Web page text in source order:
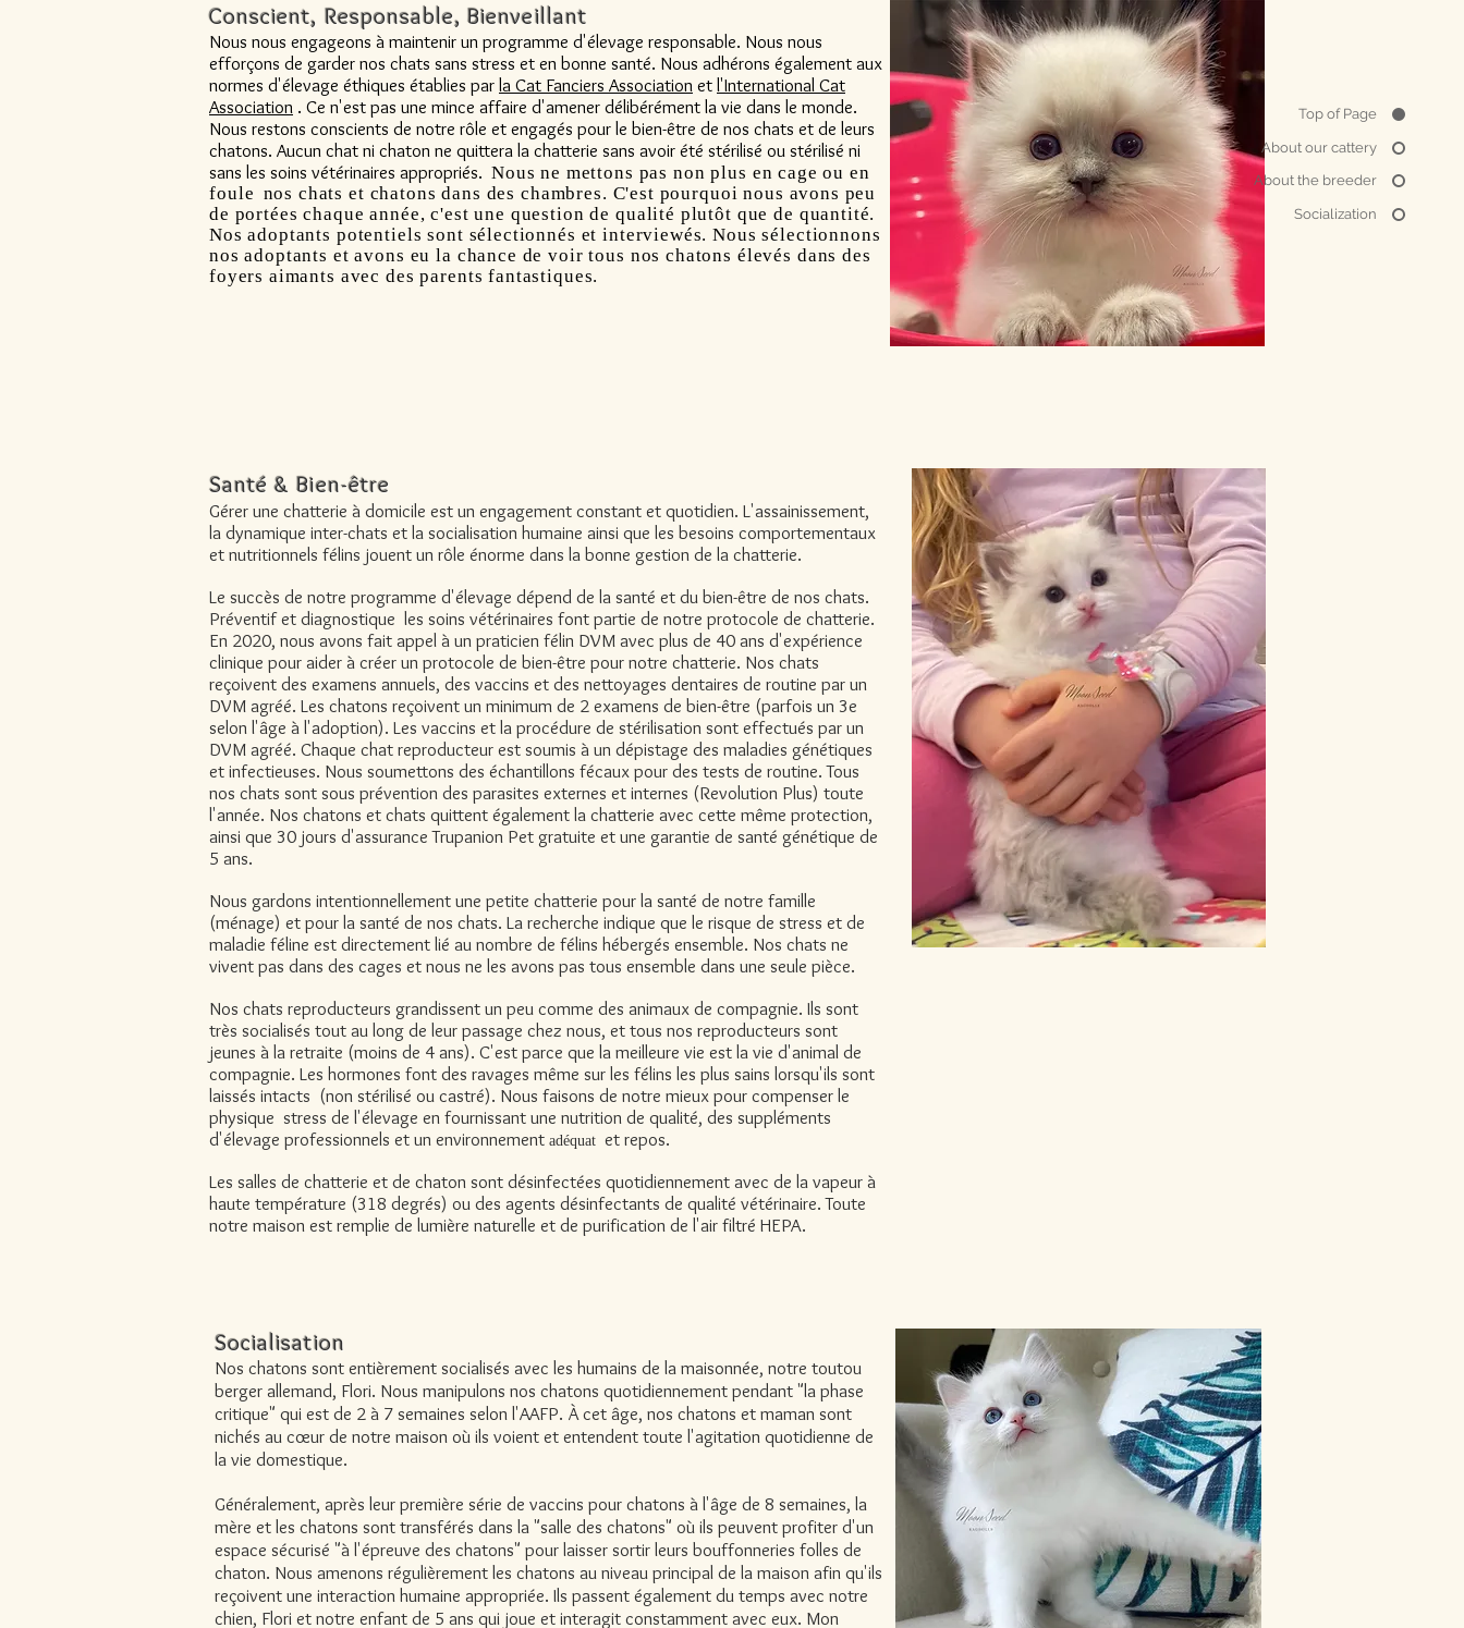
Top of Page
About our cattery
About the breeder
Socialization
Conscient, Responsable, Bienveillant
Nous nous engageons à maintenir un programme d'élevage responsable. Nous nous
efforçons de garder nos chats sans stress et en bonne santé. Nous adhérons également aux
normes d'élevage éthiques établies par la Cat Fanciers Association et l'International Cat
Association . Ce n'est pas une mince affaire d'amener délibérément la vie dans le monde.
Nous restons conscients de notre rôle et engagés pour le bien-être de nos chats et de leurs
chatons. Aucun chat ni chaton ne quittera la chatterie sans avoir été stérilisé ou stérilisé ni
sans les soins vétérinaires appropriés. Nous ne mettons pas non plus en cage ou en
foule nos chats et chatons dans des chambres. C'est pourquoi nous avons peu
de portées chaque année, c'est une question de qualité plutôt que de quantité.
Nos adoptants potentiels sont sélectionnés et interviewés. Nous sélectionnons
nos adoptants et avons eu la chance de voir tous nos chatons élevés dans des
foyers aimants avec des parents fantastiques.
Santé & Bien-être
Gérer une chatterie à domicile est un engagement constant et quotidien. L'assainissement,
la dynamique inter-chats et la socialisation humaine ainsi que les besoins comportementaux
et nutritionnels félins jouent un rôle énorme dans la bonne gestion de la chatterie.
Le succès de notre programme d'élevage dépend de la santé et du bien-être de nos chats.
Préventif et diagnostique les soins vétérinaires font partie de notre protocole de chatterie.
En 2020, nous avons fait appel à un praticien félin DVM avec plus de 40 ans d'expérience
clinique pour aider à créer un protocole de bien-être pour notre chatterie. Nos chats
reçoivent des examens annuels, des vaccins et des nettoyages dentaires de routine par un
DVM agréé. Les chatons reçoivent un minimum de 2 examens de bien-être (parfois un 3e
selon l'âge à l'adoption). Les vaccins et la procédure de stérilisation sont effectués par un
DVM agréé. Chaque chat reproducteur est soumis à un dépistage des maladies génétiques
et infectieuses. Nous soumettons des échantillons fécaux pour des tests de routine. Tous
nos chats sont sous prévention des parasites externes et internes (Revolution Plus) toute
l'année. Nos chatons et chats quittent également la chatterie avec cette même protection,
ainsi que 30 jours d'assurance Trupanion Pet gratuite et une garantie de santé génétique de
5 ans.
Nous gardons intentionnellement une petite chatterie pour la santé de notre famille
(ménage) et pour la santé de nos chats. La recherche indique que le risque de stress et de
maladie féline est directement lié au nombre de félins hébergés ensemble. Nos chats ne
vivent pas dans des cages et nous ne les avons pas tous ensemble dans une seule pièce.
Nos chats reproducteurs grandissent un peu comme des animaux de compagnie. Ils sont
très socialisés tout au long de leur passage chez nous, et tous nos reproducteurs sont
jeunes à la retraite (moins de 4 ans). C'est parce que la meilleure vie est la vie d'animal de
compagnie. Les hormones font des ravages même sur les félins les plus sains lorsqu'ils sont
laissés intacts (non stérilisé ou castré). Nous faisons de notre mieux pour compenser le
physique stress de l'élevage en fournissant une nutrition de qualité, des suppléments
d'élevage professionnels et un environnement adéquat et repos.
Les salles de chatterie et de chaton sont désinfectées quotidiennement avec de la vapeur à
haute température (318 degrés) ou des agents désinfectants de qualité vétérinaire. Toute
notre maison est remplie de lumière naturelle et de purification de l'air filtré HEPA.
Socialisation
Nos chatons sont entièrement socialisés avec les humains de la maisonnée, notre toutou
berger allemand, Flori. Nous manipulons nos chatons quotidiennement pendant "la phase
critique" qui est de 2 à 7 semaines selon l'AAFP. À cet âge, nos chatons et maman sont
nichés au cœur de notre maison où ils voient et entendent toute l'agitation quotidienne de
la vie domestique.
Généralement, après leur première série de vaccins pour chatons à l'âge de 8 semaines, la
mère et les chatons sont transférés dans la "salle des chatons" où ils peuvent profiter d'un
espace sécurisé "à l'épreuve des chatons" pour laisser sortir leurs bouffonneries folles de
chaton. Nous amenons régulièrement les chatons au niveau principal de la maison afin qu'ils
reçoivent une interaction humaine appropriée. Ils passent également du temps avec notre
chien, Flori et notre enfant de 5 ans qui joue et interagit constamment avec eux. Mon